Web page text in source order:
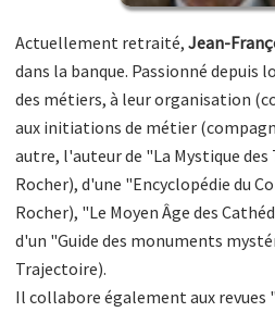
Actuellement retraité,Jean-
dans la banque. Passionné
des métiers, à leur organisation
aux initiations de métier
autre, l'auteur de "La Mystique des
Rocher), d'une "Encyclopédie du
Rocher), "Le Moyen Âge des
d'un "Guide des monuments
Trajectoire).
Il collabore également aux revues